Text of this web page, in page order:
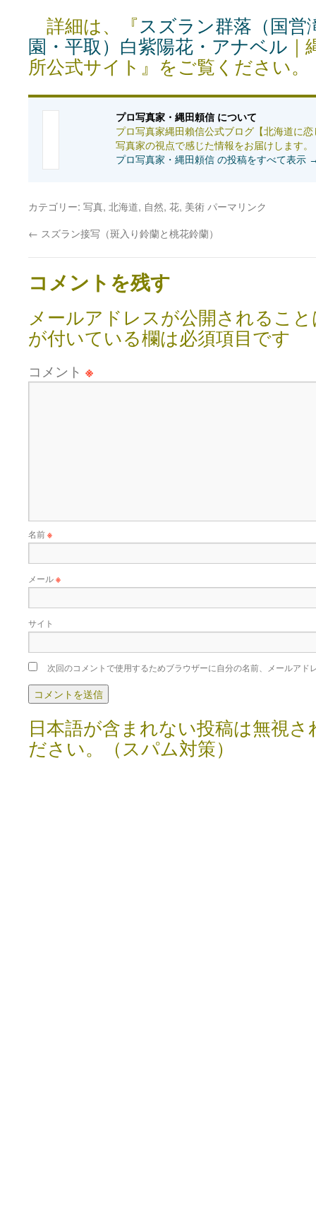
詳細は、『スズラン群落（国営
園・平取）白紫陽花・アナベル
所公式サイト』をご覧ください。
プロ写真家・縄田頼信 について
プロ写真家縄田賴信公式ブログ【北海道に
写真家の視点で感じた情報をお届けします。
プロ写真家・縄田頼信 の投稿をすべて表示
カテゴリー: 写真, 北海道, 自然, 花, 美術 パーマリンク
← スズラン接写（斑入り鈴蘭と桃花鈴蘭）
コメントを残す
メールアドレスが公開されるこ
が付いている欄は必須項目です
コメント ※
名前※
メール※
サイト
次回のコメントで使用するためブラウザーに自分の名前、メールアド
日本語が含まれない投稿は無視
ださい。（スパム対策）